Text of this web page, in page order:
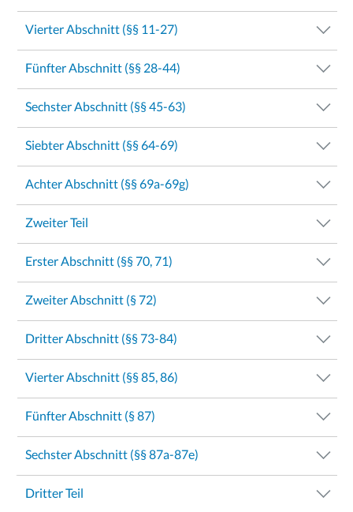
Vierter Abschnitt (§§ 11-27)
Fünfter Abschnitt (§§ 28-44)
Sechster Abschnitt (§§ 45-63)
Siebter Abschnitt (§§ 64-69)
Achter Abschnitt (§§ 69a-69g)
Zweiter Teil
Erster Abschnitt (§§ 70, 71)
Zweiter Abschnitt (§ 72)
Dritter Abschnitt (§§ 73-84)
Vierter Abschnitt (§§ 85, 86)
Fünfter Abschnitt (§ 87)
Sechster Abschnitt (§§ 87a-87e)
Dritter Teil